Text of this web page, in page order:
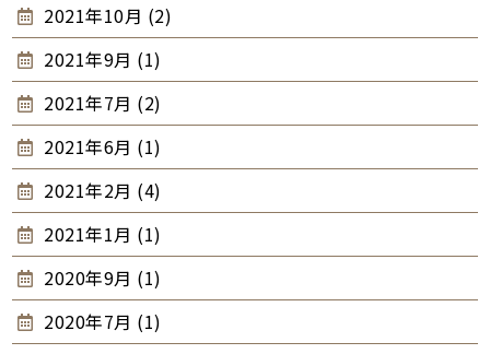
2021年10月 (2)
2021年9月 (1)
2021年7月 (2)
2021年6月 (1)
2021年2月 (4)
2021年1月 (1)
2020年9月 (1)
2020年7月 (1)